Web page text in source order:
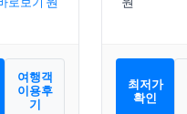
여행객
이용후
기
최저가
확인